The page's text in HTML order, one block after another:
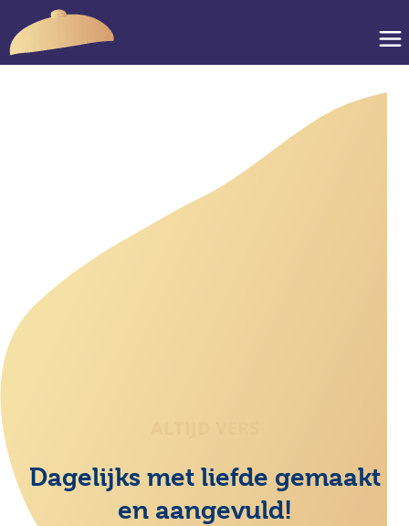
Dagelijks met liefde gemaakt
en aangevuld!